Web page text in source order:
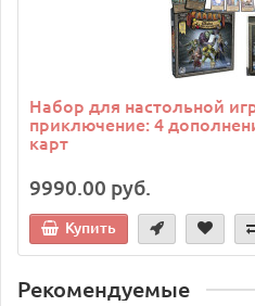
Набор для настольной
приключение: 4
карт
9990.00 руб.
Купить
Рекомендуемые